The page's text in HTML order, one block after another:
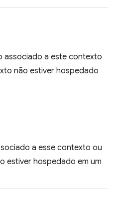
associado a este contexto
não estiver hospedado
a esse contexto ou
estiver hospedado em um